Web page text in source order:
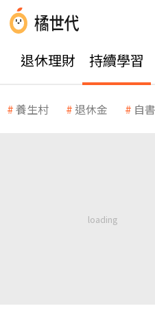
退休理財 持續學習
養生村 退休金 自